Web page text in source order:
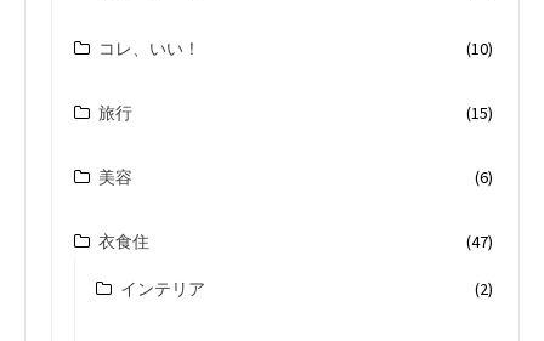
コレ、いい！ (10)
旅行 (15)
美容 (6)
衣食住 (47)
インテリア (2)